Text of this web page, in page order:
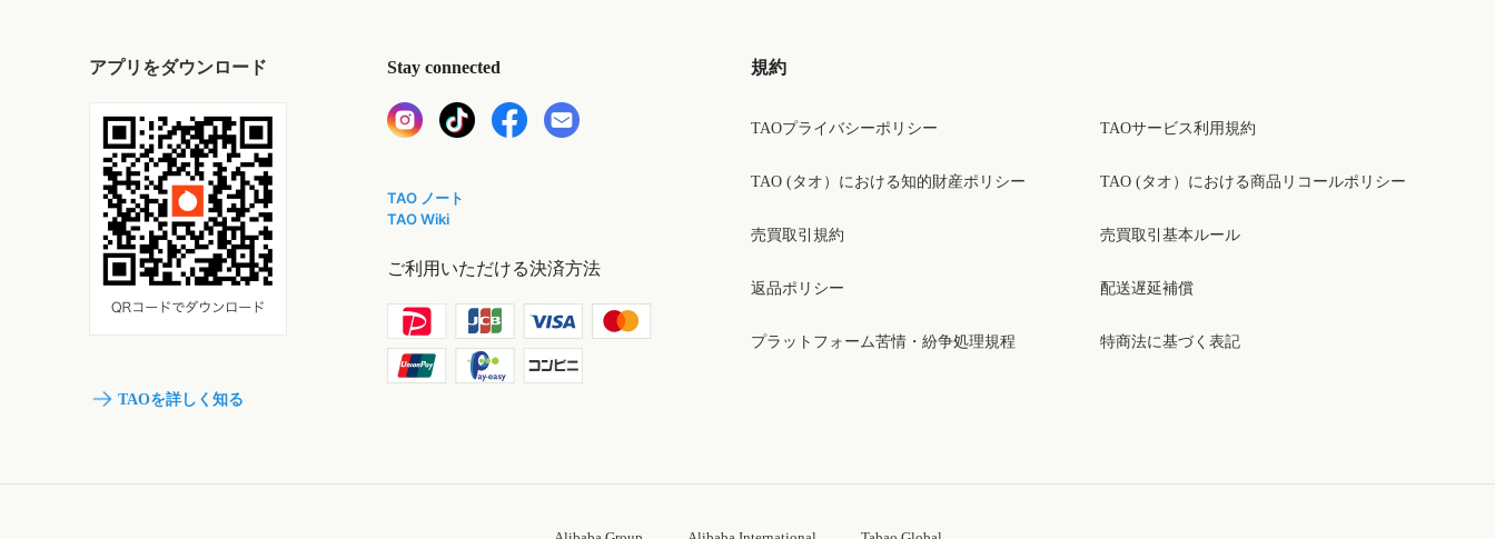
アプリをダウンロード
TAOを詳しく知る
Stay connected
TAO ノート
TAO Wiki
ご利用いただける決済方法
規約
TAOプライバシーポリシー
TAO (タオ）における知的財産ポリシー
売買取引規約
返品ポリシー
プラットフォーム苦情・紛争処理規程
TAOサービス利用規約
TAO (タオ）における商品リコールポリシー
売買取引基本ルール
配送遅延補償
特商法に基づく表記